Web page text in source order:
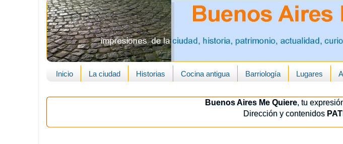
Inicio La ciudad Historias Cocina antigua Barriología Lugares
Buenos Aires Me Quiere, tu
Dirección y contenidos